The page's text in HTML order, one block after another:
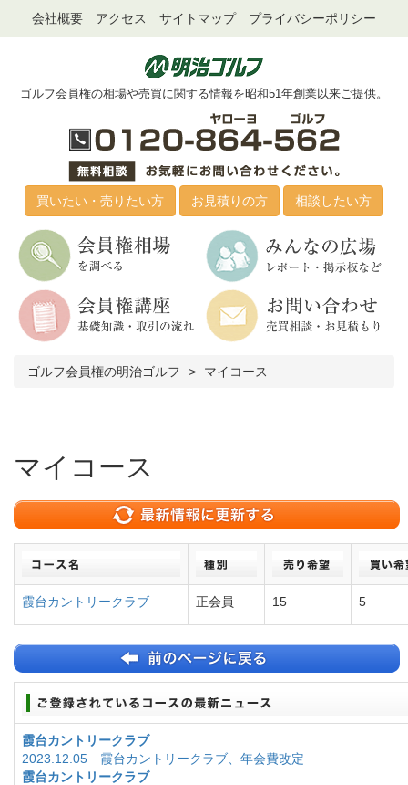
会社概要 アクセス サイトマップ プライバシーポリシー
ゴルフ会員権の相場や売買に関する情報を昭和51年創業以来ご提供。
買いたい・売りたい方 お見積りの方 相談したい方
ゴルフ会員権の明治ゴルフ マイコース
マイコース
霞台カントリークラブ 正会員 15 5
霞台カントリークラブ
2023.12.05 霞台カントリークラブ、年会費改定
霞台カントリークラブ